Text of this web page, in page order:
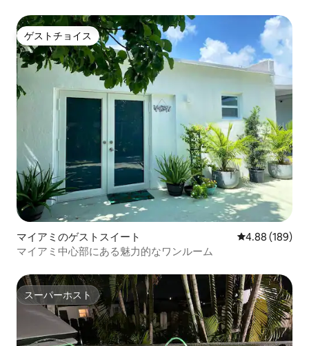
ゲストチョイス
ゲストチョイス
マイアミのゲストスイート レビュー189
4.88 (189)
マイアミ中心部にある魅力的なワンルーム
スーパーホスト
スーパーホスト